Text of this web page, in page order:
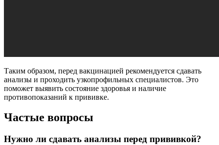
Таким образом, перед вакцинацией рекомендуется сдавать
анализы и проходить узкопрофильных специалистов. Это
поможет выявить состояние здоровья и наличие
противопоказаний к прививке.
Частые вопросы
Нужно ли сдавать анализы перед прививкой?